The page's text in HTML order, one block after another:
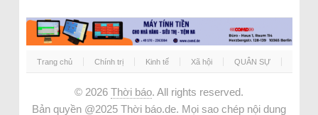
Trang chủ Chính trị Kinh tế Xã hội QUÂN SỰ
© 2026 Thời báo. All rights reserved.
Bản quyền @2025 Thời báo.de. Mọi sao chép nội dung